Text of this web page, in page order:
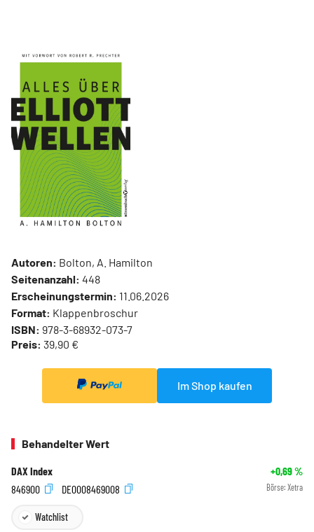
Autoren: Bolton, A. Hamilton
Seitenanzahl: 448
Erscheinungstermin: 11.06.2026
Format: Klappenbroschur
ISBN: 978-3-68932-073-7
Preis: 39,90 €
Im Shop kaufen
Behandelter Wert
DAX Index +0,69%
846900
DE0008469008 Börse: Xetra
Watchlist